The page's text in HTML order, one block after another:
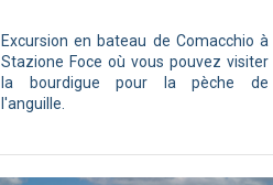
Excursion en bateau de Comacchio à
Stazione Foce où vous pouvez visiter
la bourdigue pour la pèche de
l'anguille.